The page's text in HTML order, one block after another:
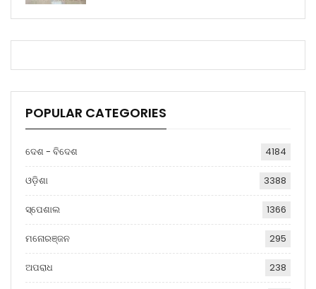
POPULAR CATEGORIES
ଦେଶ - ବିଦେଶ 4184
ଓଡ଼ିଶା 3388
ସ୍ପେଶାଲ 1366
ମନୋରଞ୍ଜନ 295
ଅପରାଧ 238